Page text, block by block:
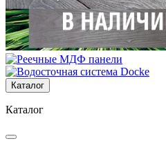
Каталог
Каталог